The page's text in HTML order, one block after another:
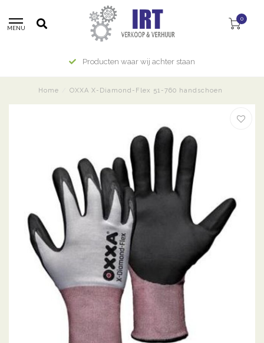
MENU
0
Producten waar wij achter staan
Home OXXA X-Diamond-Flex 51-760 handschoen